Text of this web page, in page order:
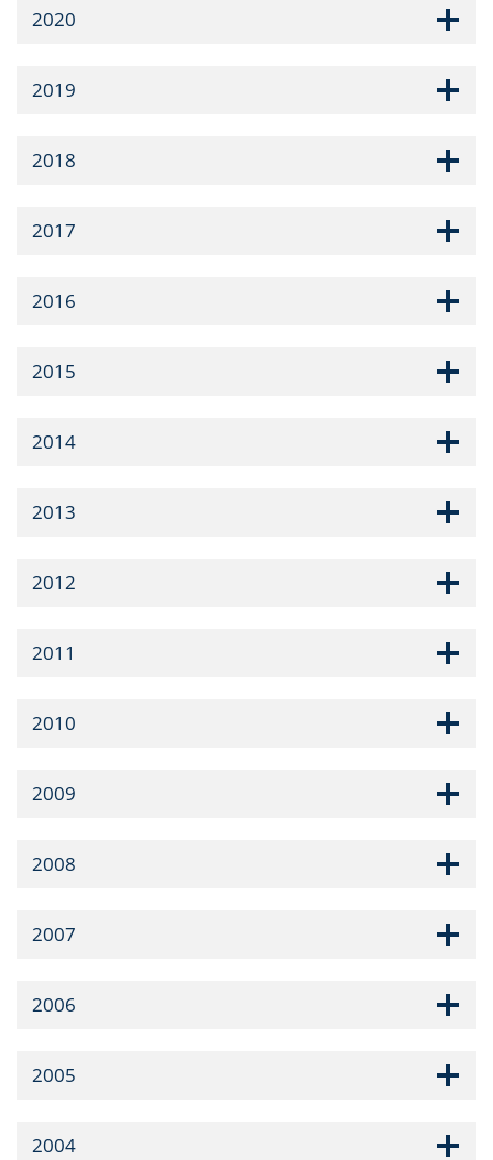
2020
2019
2018
2017
2016
2015
2014
2013
2012
2011
2010
2009
2008
2007
2006
2005
2004